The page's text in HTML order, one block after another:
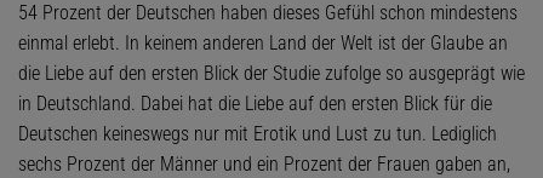
54 Prozent der Deutschen haben dieses Gefühl schon mindestens
einmal erlebt. In keinem anderen Land der Welt ist der Glaube an
die Liebe auf den ersten Blick der Studie zufolge so ausgeprägt wie
in Deutschland. Dabei hat die Liebe auf den ersten Blick für die
Deutschen keineswegs nur mit Erotik und Lust zu tun. Lediglich
sechs Prozent der Männer und ein Prozent der Frauen gaben an,